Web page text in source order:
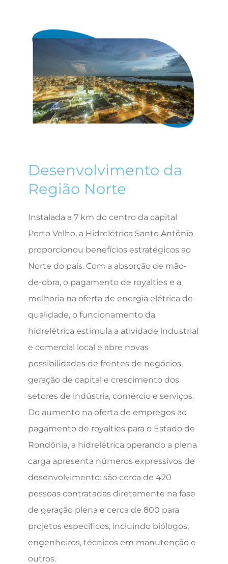
Desenvolvimento da
Região Norte
Instalada a 7 km do centro da capital
Porto Velho, a Hidrelétrica Santo Antônio
proporcionou benefícios estratégicos ao
Norte do país. Com a absorção de mão-
de-obra, o pagamento de royalties e a
melhoria na oferta de energia elétrica de
qualidade, o funcionamento da
hidrelétrica estimula a atividade industrial
e comercial local e abre novas
possibilidades de frentes de negócios,
geração de capital e crescimento dos
setores de indústria, comércio e serviços.
Do aumento na oferta de empregos ao
pagamento de royalties para o Estado de
Rondônia, a hidrelétrica operando a plena
carga apresenta números expressivos de
desenvolvimento: são cerca de 420
pessoas contratadas diretamente na fase
de geração plena e cerca de 800 para
projetos específicos, incluindo biólogos,
engenheiros, técnicos em manutenção e
outros.